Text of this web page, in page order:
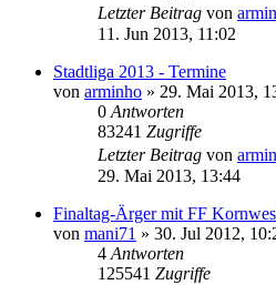
Letzter Beitrag von
11. Jun 2013, 11:02
Stadtliga 2013 - Termine
von arminho » 29. Mai 2013,
0 Antworten
83241 Zugriffe
Letzter Beitrag von
29. Mai 2013, 13:44
Finaltag-Ärger mit FF
von mani71 » 30. Jul 2012,
4 Antworten
125541 Zugriffe